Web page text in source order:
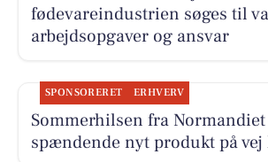
fødevareindustrien søges til
arbejdsopgaver og ansvar
SPONSORERET ERHVERV
Sommerhilsen fra Normandiet
spændende nyt produkt på vej